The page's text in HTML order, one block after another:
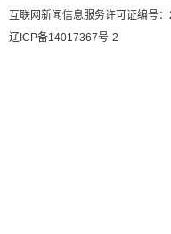
互联网新闻信息服务许可证编号
辽ICP备14017367号-2